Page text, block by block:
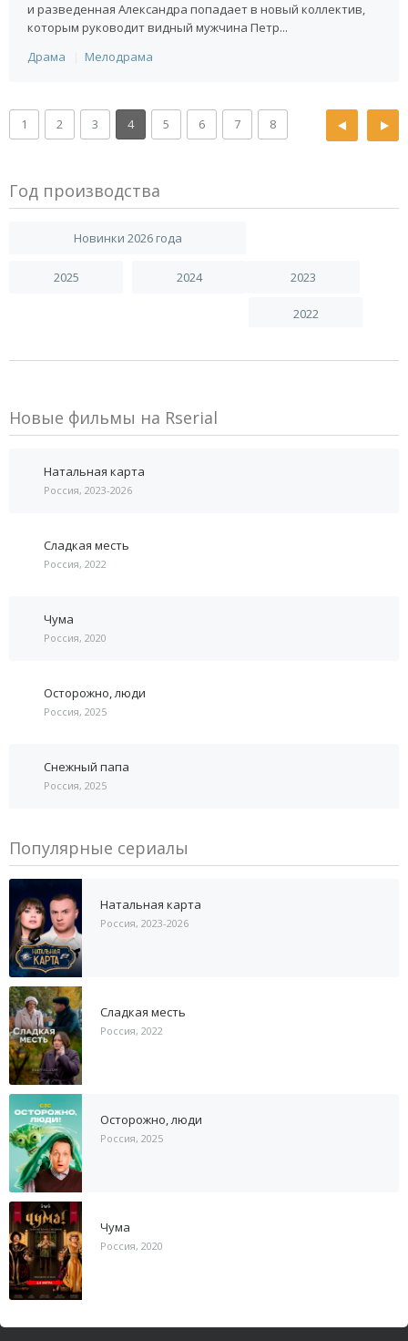
и разведенная Александра попадает в новый коллектив,
которым руководит видный мужчина Петр...
Драма
Мелодрама
1 2 3 4 5 6 7 8
Год производства
Новинки 2026 года
2025 2024 2023
2022
Новые фильмы на Rserial
Натальная карта
Россия, 2023-2026
Сладкая месть
Россия, 2022
Чума
Россия, 2020
Осторожно, люди
Россия, 2025
Снежный папа
Россия, 2025
Популярные сериалы
Натальная карта
Россия, 2023-2026
Сладкая месть
Россия, 2022
Осторожно, люди
Россия, 2025
Чума
Россия, 2020